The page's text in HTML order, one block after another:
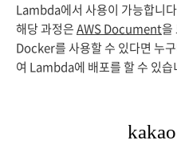
Lambda에서 사용이 가능합니
해당 과정은AWS Document을
Docker를 사용할 수 있다면 누
여 Lambda에 배포를 할 수 있습